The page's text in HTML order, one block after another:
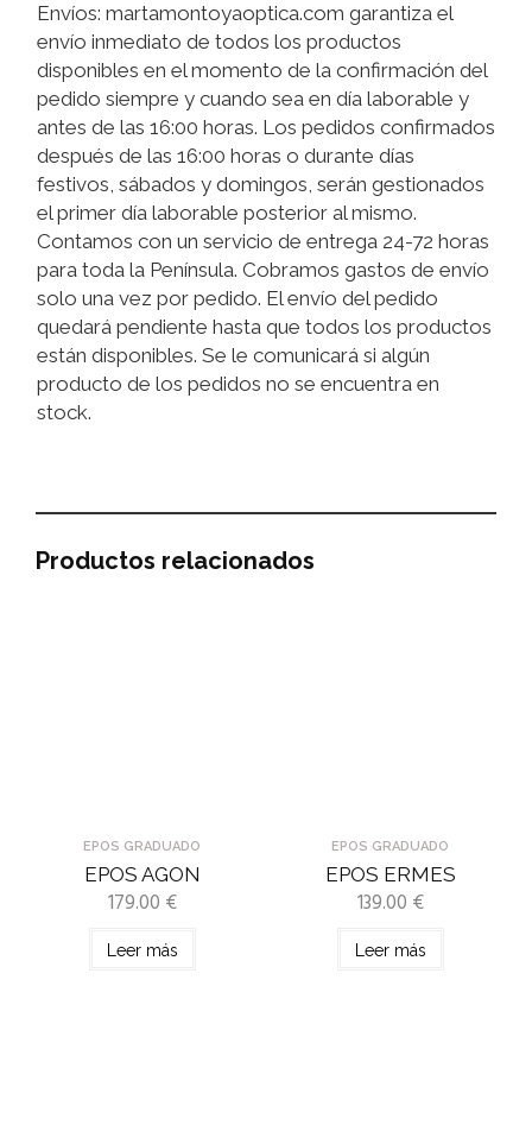
Envíos: martamontoyaoptica.com garantiza el
envío inmediato de todos los productos
disponibles en el momento de la confirmación del
pedido siempre y cuando sea en día laborable y
antes de las 16:00 horas. Los pedidos confirmados
después de las 16:00 horas o durante días
festivos, sábados y domingos, serán gestionados
el primer día laborable posterior al mismo.
Contamos con un servicio de entrega 24-72 horas
para toda la Península. Cobramos gastos de envío
solo una vez por pedido. El envío del pedido
quedará pendiente hasta que todos los productos
están disponibles. Se le comunicará si algún
producto de los pedidos no se encuentra en
stock.
Productos relacionados
EPOS GRADUADO
EPOS AGON
179.00 €
Leer más
EPOS GRADUADO
EPOS ERMES
139.00 €
Leer más